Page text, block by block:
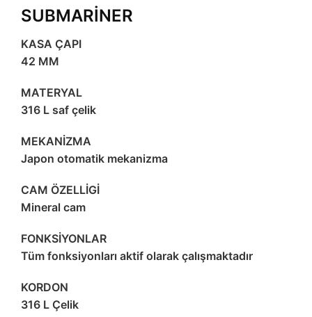
SUBMARİNER
KASA ÇAPI
42 MM
MATERYAL
316 L saf çelik
MEKANİZMA
Japon otomatik mekanizma
CAM ÖZELLİGİ
Mineral cam
FONKSİYONLAR
Tüm fonksiyonları aktif olarak çalışmaktadır
KORDON
316 L Çelik